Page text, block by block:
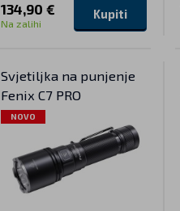
134,90 €
Na zalihi
Kupiti
Svjetiljka na punjenje
Fenix C7 PRO
NOVO